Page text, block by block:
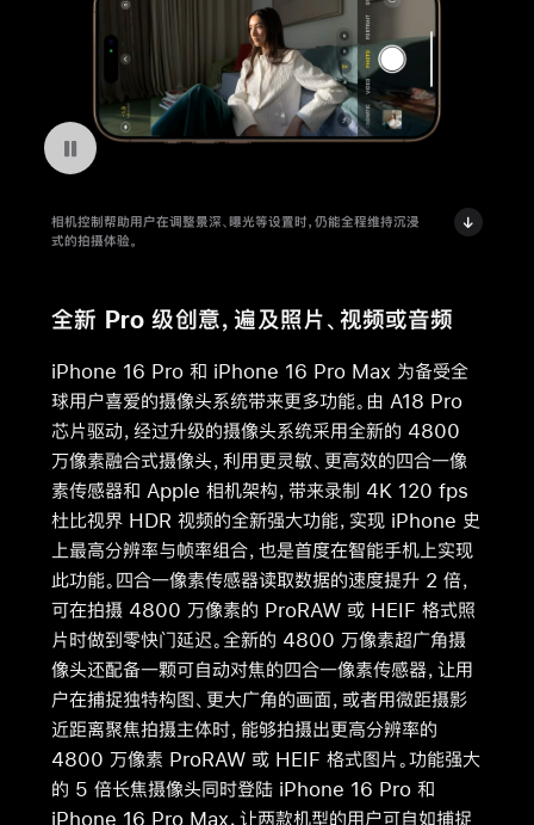
暂停播放视频 iPhone 16 Pro 上的相机控制
相机控制帮助用户在调整景深、曝光等设置时，仍能全程维持沉浸
式的拍摄体验。
全新 Pro 级创意，遍及照片、视频或音频
iPhone 16 Pro 和 iPhone 16 Pro Max 为备受全
球用户喜爱的摄像头系统带来更多功能。由 A18 Pro
芯片驱动，经过升级的摄像头系统采用全新的 4800
万像素融合式摄像头，利用更灵敏、更高效的四合一像
素传感器和 Apple 相机架构，带来录制 4K 120 fps
杜比视界 HDR 视频的全新强大功能，实现 iPhone 史
上最高分辨率与帧率组合，也是首度在智能手机上实现
此功能。四合一像素传感器读取数据的速度提升 2 倍，
可在拍摄 4800 万像素的 ProRAW 或 HEIF 格式照
片时做到零快门延迟。全新的 4800 万像素超广角摄
像头还配备一颗可自动对焦的四合一像素传感器，让用
户在捕捉独特构图、更大广角的画面，或者用微距摄影
近距离聚焦拍摄主体时，能够拍摄出更高分辨率的
4800 万像素 ProRAW 或 HEIF 格式图片。功能强大
的 5 倍长焦摄像头同时登陆 iPhone 16 Pro 和
iPhone 16 Pro Max，让两款机型的用户可自如捕捉